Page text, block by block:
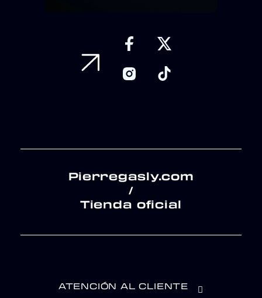
Pierregasly.com
/
Tienda oficial
ATENCIÓN AL CLIENTE